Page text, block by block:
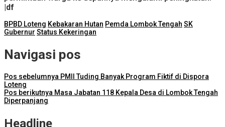
|df
BPBD Loteng Kebakaran Hutan Pemda Lombok Tengah SK
Gubernur Status Kekeringan
Navigasi pos
Pos sebelumnya PMII Tuding Banyak Program Fiktif di Dispora
Loteng
Pos berikutnya Masa Jabatan 118 Kepala Desa di Lombok Tengah
Diperpanjang
Headline